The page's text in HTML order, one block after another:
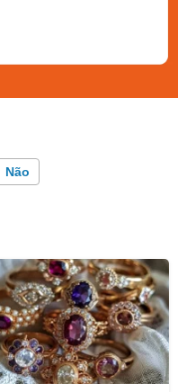
Não
incorreta
que procuro